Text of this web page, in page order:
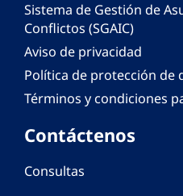
Sistema de Gestión de
Conflictos (SGAIC)
Aviso de privacidad
Política de protección de
Términos y condiciones
Contáctenos
Consultas